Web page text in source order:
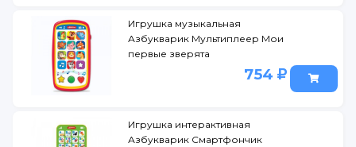
Игрушка музыкальная
Азбукварик Мультиплеер Мои
первые зверята
754
Игрушка интерактивная
Азбукварик Смартфончик